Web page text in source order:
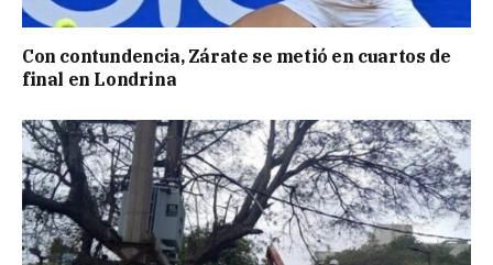
Con contundencia, Zárate se metió en cuartos de
final en Londrina